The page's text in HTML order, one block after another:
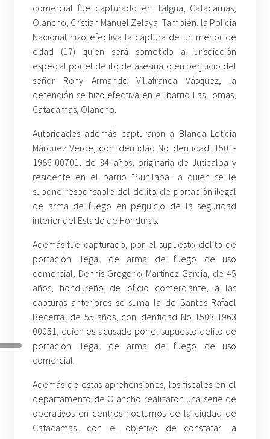
comercial fue capturado en Talgua, Catacamas,
Olancho, Cristian Manuel Zelaya. También, la Policía
Nacional hizo efectiva la captura de un menor de
edad (17) quien será sometido a jurisdicción
especial por el delito de asesinato en perjuicio del
señor Rony Armando Villafranca Vásquez, la
detención se hizo efectiva en el barrio Las Lomas,
Catacamas, Olancho.
Autoridades además capturaron a Blanca Leticia
Márquez Verde, con identidad No Identidad: 1501-
1986-00701, de 34 años, originaria de Juticalpa y
residente en el barrio “Sunilapa” a quien se le
supone responsable del delito de portación ilegal
de arma de fuego en perjuicio de la seguridad
interior del Estado de Honduras.
Además fue capturado, por el supuesto delito de
portación ilegal de arma de fuego de uso
comercial, Dennis Gregorio Martínez García, de 45
años, hondureño de oficio comerciante, a las
capturas anteriores se suma la de Santos Rafael
Becerra, de 55 años, con identidad No 1503 1963
00051, quien es acusado por el supuesto delito de
portación ilegal de arma de fuego de uso
comercial.
Además de estas aprehensiones, los fiscales en el
departamento de Olancho realizaron una serie de
operativos en centros nocturnos de la ciudad de
Catacamas, con el objetivo de constatar la